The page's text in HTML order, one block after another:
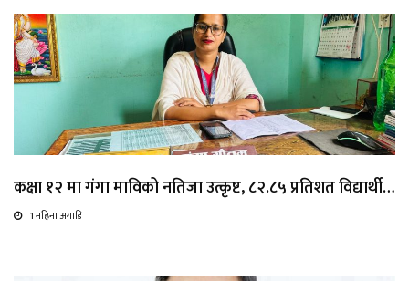
कक्षा १२ मा गंगा माविको नतिजा उत्कृष्ट, ८२.८५ प्रतिशत विद्यार्थी…
1 महिना अगाडि